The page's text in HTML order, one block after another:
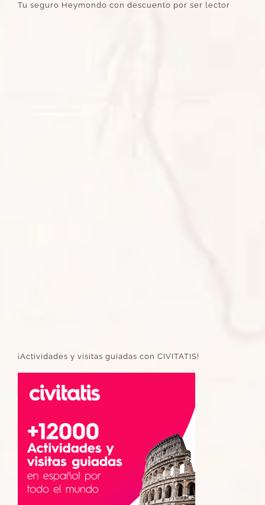
Tu seguro Heymondo con descuento por ser lector
¡Actividades y visitas guiadas con CIVITATIS!